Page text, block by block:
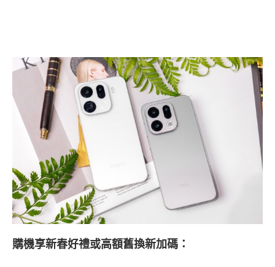
購機享新春好禮或高額舊換新加碼：